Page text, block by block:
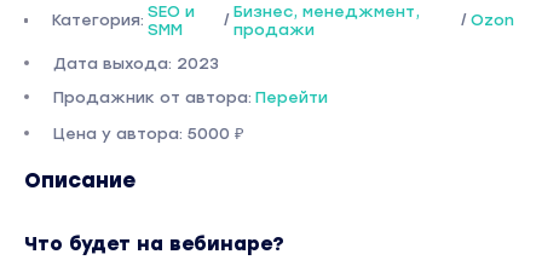
Категория: SEO и
SMM
/ Бизнес, менеджмент,
продажи
/ Ozon
Дата выхода: 2023
Продажник от автора: Перейти
Цена у автора: 5000 ₽
Описание
Что будет на вебинаре?